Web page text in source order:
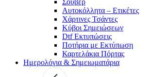
Αυτοκόλλητα – Ετικέτες
Χάρτινες Τσάντες
Κύβοι Σημειώσεων
Dtf Εκτυπώσεις
Ποτήρια με Εκτύπωση
Καρτελάκια Πόρτας
Ημερολόγια & Σημειωματάρια